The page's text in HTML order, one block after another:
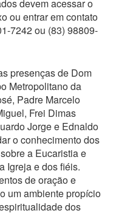
devem acessar o
ou entrar em contato
7242 ou (83) 98809-
presenças de Dom
Metropolitano da
Padre Marcelo
Frei Dimas
Jorge e Ednaldo
o conhecimento dos
a Eucaristia e
Igreja e dos fiéis.
de oração e
um ambiente propício
dos